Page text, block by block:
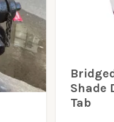
Shade
Tab